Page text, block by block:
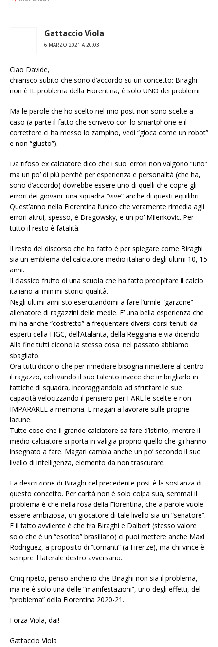
Gattaccio Viola
6 MARZO 2021 A 20:03
Ciao Davide,
chiarisco subito che sono d’accordo su un concetto: Biraghi
non è IL problema della Fiorentina, è solo UNO dei problemi.
Ma le parole che ho scelto nel mio post non sono scelte a
caso (a parte il fatto che scrivevo con lo smartphone e il
correttore ci ha messo lo zampino, vedi “gioca come un robot”
e non “giusto”).
Da tifoso ex calciatore dico che i suoi errori non valgono “uno”
ma un po’ di più perchè per esperienza e personalità (che ha,
sono d’accordo) dovrebbe essere uno di quelli che copre gli
errori dei giovani: una squadra “vive” anche di questi equilibri.
Quest’anno nella Fiorentina l’unico che veramente rimedia agli
errori altrui, spesso, è Dragowsky, e un po’ Milenkovic. Per
tutto il resto è fatalità.
Il resto del discorso che ho fatto è per spiegare come Biraghi
sia un emblema del calciatore medio italiano degli ultimi 10, 15
anni.
Il classico frutto di una scuola che ha fatto precipitare il calcio
italiano ai minimi storici qualità.
Negli ultimi anni sto esercitandomi a fare l’umile “garzone”-
allenatore di ragazzini delle medie. E’ una bella esperienza che
mi ha anche “costretto” a frequentare diversi corsi tenuti da
esperti della FIGC, dell’Atalanta, della Reggiana e via dicendo:
Alla fine tutti dicono la stessa cosa: nel passato abbiamo
sbagliato.
Ora tutti dicono che per rimediare bisogna rimettere al centro
il ragazzo, coltivando il suo talento invece che imbrigliarlo in
tattiche di squadra, incoraggiandolo ad sfruttare le sue
capacità velocizzando il pensiero per FARE le scelte e non
IMPARARLE a memoria. E magari a lavorare sulle proprie
lacune.
Tutte cose che il grande calciatore sa fare d’istinto, mentre il
medio calciatore si porta in valigia proprio quello che gli hanno
insegnato a fare. Magari cambia anche un po’ secondo il suo
livello di intelligenza, elemento da non trascurare.
La descrizione di Biraghi del precedente post è la sostanza di
questo concetto. Per carità non è solo colpa sua, semmai il
problema è che nella rosa della Fiorentina, che a parole vuole
essere ambiziosa, un giocatore di tale livello sia un “senatore”.
E il fatto avvilente è che tra Biraghi e Dalbert (stesso valore
solo che è un “esotico” brasiliano) ci puoi mettere anche Maxi
Rodriguez, a proposito di “tornanti” (a Firenze), ma chi vince è
sempre il laterale destro avversario.
Cmq ripeto, penso anche io che Biraghi non sia il problema,
ma ne è solo una delle “manifestazioni”, uno degli effetti, del
“problema” della Fiorentina 2020-21.
Forza Viola, dai!
Gattaccio Viola